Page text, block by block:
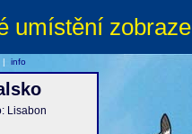
umístění
Lisabon
| info